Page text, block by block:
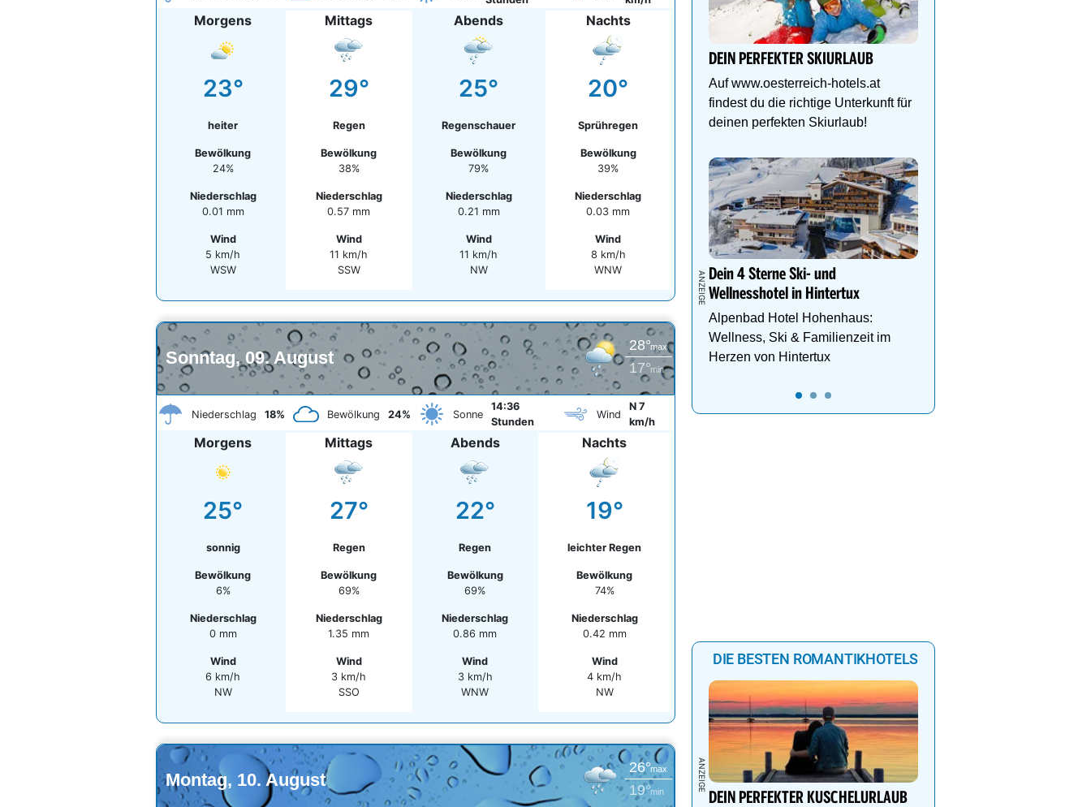
Morgens
23°
heiter
Bewölkung
24%
Niederschlag
0.01 mm
Wind
5 km/h
WSW
Mittags
29°
Regen
Bewölkung
38%
Niederschlag
0.57 mm
Wind
11 km/h
SSW
Abends
25°
Regenschauer
Bewölkung
79%
Niederschlag
0.21 mm
Wind
11 km/h
NW
Nachts
20°
Sprühregen
Bewölkung
39%
Niederschlag
0.03 mm
Wind
8 km/h
WNW
Sonntag, 09. August
28°max
17°min
Niederschlag 18% Bewölkung 24% Sonne
14:36
Stunden
Wind
N 7
km/h
Morgens
25°
sonnig
Bewölkung
6%
Niederschlag
0 mm
Wind
6 km/h
NW
Mittags
27°
Regen
Bewölkung
69%
Niederschlag
1.35 mm
Wind
3 km/h
SSO
Abends
22°
Regen
Bewölkung
69%
Niederschlag
0.86 mm
Wind
3 km/h
WNW
Nachts
19°
leichter Regen
Bewölkung
74%
Niederschlag
0.42 mm
Wind
4 km/h
NW
Montag, 10. August
26°max
19°min
DEIN PERFEKTER SKIURLAUB
Auf www.oesterreich-hotels.at
findest du die richtige Unterkunft für
deinen perfekten Skiurlaub!
Dein 4 Sterne Ski- und
Wellnesshotel in Hintertux
Alpenbad Hotel Hohenhaus:
Wellness, Ski & Familienzeit im
Herzen von Hintertux
DIE BESTEN ROMANTIKHOTELS
DEIN PERFEKTER KUSCHELURLAUB